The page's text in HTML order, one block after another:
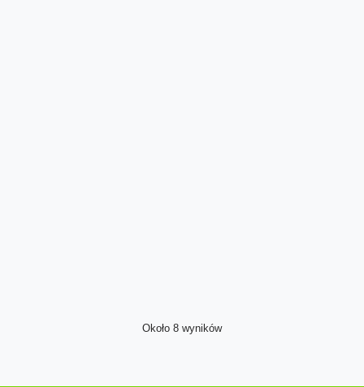
Około 8 wyników